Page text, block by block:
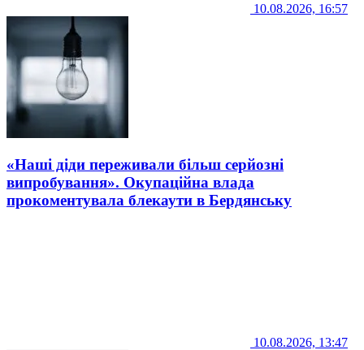
10.08.2026, 16:57
«Наші діди переживали більш серйозні
випробування». Окупаційна влада
прокоментувала блекаути в Бердянську
10.08.2026, 13:47